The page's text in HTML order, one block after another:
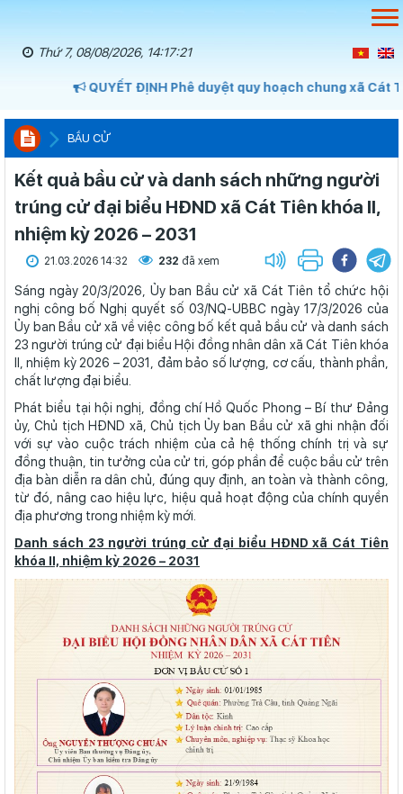
Thứ 7, 08/08/2026, 14:17:23
QUYẾT ĐỊNH Phê duyệt quy hoạch chung xã Cát Tiên,
BẦU CỬ
Kết quả bầu cử và danh sách những người
trúng cử đại biểu HĐND xã Cát Tiên khóa II,
nhiệm kỳ 2026 – 2031
21.03.2026 14:32 232 đã xem
Sáng ngày 20/3/2026, Ủy ban Bầu cử xã Cát Tiên tổ chức hội
nghị công bố Nghị quyết số 03/NQ-UBBC ngày 17/3/2026 của
Ủy ban Bầu cử xã về việc công bố kết quả bầu cử và danh sách
23 người trúng cử đại biểu Hội đồng nhân dân xã Cát Tiên khóa
II, nhiệm kỳ 2026 – 2031, đảm bảo số lượng, cơ cấu, thành phần,
chất lượng đại biểu.
Phát biểu tại hội nghị, đồng chí Hồ Quốc Phong – Bí thư Đảng
ủy, Chủ tịch HĐND xã, Chủ tịch Ủy ban Bầu cử xã ghi nhận đối
với sự vào cuộc trách nhiệm của cả hệ thống chính trị và sự
đồng thuận, tin tưởng của cử tri, góp phần để cuộc bầu cử trên
địa bàn diễn ra dân chủ, đúng quy định, an toàn và thành công,
từ đó, nâng cao hiệu lực, hiệu quả hoạt động của chính quyền
địa phương trong nhiệm kỳ mới.
Danh sách 23 người trúng cử đại biểu HĐND xã Cát Tiên
khóa II, nhiệm kỳ 2026 – 2031